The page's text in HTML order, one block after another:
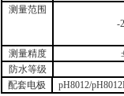
测量范围
-
测量精度
防水等级
配套电极
pH8012/